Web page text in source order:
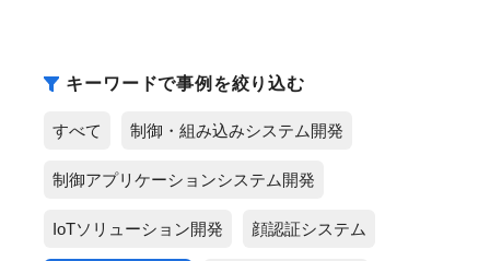
キーワードで事例を絞り込む
すべて 制御・組み込みシステム開発
制御アプリケーションシステム開発
IoTソリューション開発 顔認証システム